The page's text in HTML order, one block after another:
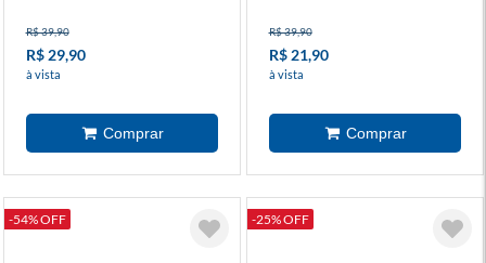
R$ 39,90
R$ 29,90
à vista
R$ 39,90
R$ 21,90
à vista
-54% OFF -25% OFF